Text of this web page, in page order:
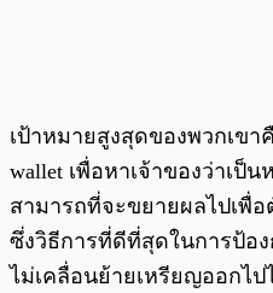
เป้าหมายสูงสุดของพวกเขา
wallet เพื่อหาเจ้าของว่าเป็
สามารถที่จะขยายผลไปเพื่
ซึ่งวิธีการที่ดีที่สุดในการป้อ
ไม่เคลื่อนย้ายเหรียญออกไ